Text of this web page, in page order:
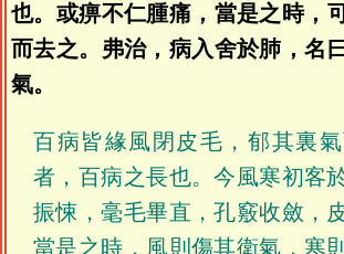
也。或痹不仁腫痛，當是之時，
而去之。弗治，病入舍於肺，名
氣。
百病皆緣風閉皮毛，郁其裏
者，百病之長也。今風寒初客
振悚，毫毛畢直，孔竅收斂，
當是之時，風則傷其衛氣，寒